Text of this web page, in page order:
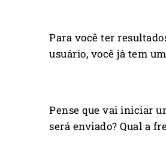
Para você ter
usuário, você já tem
Pense que vai iniciar
será enviado? Qual a